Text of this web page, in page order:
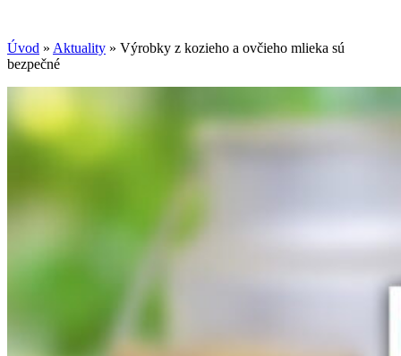
Úvod » Aktuality » Výrobky z kozieho a ovčieho mlieka sú
bezpečné